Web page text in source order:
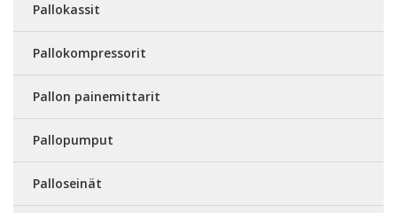
Pallokassit
Pallokompressorit
Pallon painemittarit
Pallopumput
Palloseinät